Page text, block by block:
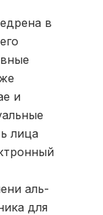
в
и
лица
аль-
для